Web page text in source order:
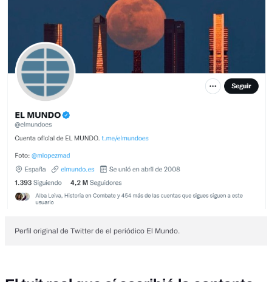
Perfil original de Twitter de el periódico El Mundo.